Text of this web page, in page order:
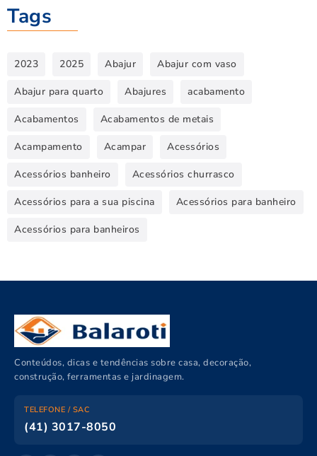
Tags
2023 2025 Abajur Abajur com vaso
Abajur para quarto Abajures acabamento
Acabamentos Acabamentos de metais
Acampamento Acampar Acessórios
Acessórios banheiro Acessórios churrasco
Acessórios para a sua piscina Acessórios para banheiro
Acessórios para banheiros
Conteúdos, dicas e tendências sobre casa, decoração,
construção, ferramentas e jardinagem.
TELEFONE / SAC
(41) 3017-8050